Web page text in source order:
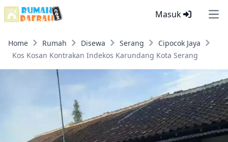
Masuk
Home Rumah Disewa Serang
Cipocok Jaya
Kos Kosan Kontrakan Indekos Karundang Kota Serang